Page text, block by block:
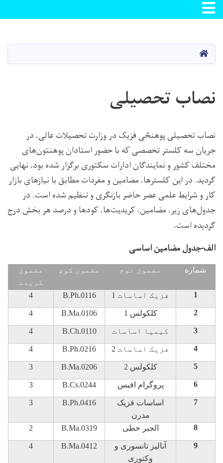
content
Toggle navigation
صفحه اصلی
نصاب تحصیلی
نصاب تحصیلی پوهنځی فزیک در وزارت تحصیلات عالی، در
جریان سه کلستر تخصصی که با حضور استادان پوهنتون‌های
مختلف کشور و نمایندگان ادارات سکتوری برگزار شده بود، نهایی
گردید. در این کلسترها، مضامین و مفردات مطابق با نیازهای بازار
کار و شرایط علمی عصر حاضر بازنگری و تنظیم شده است. در
جدول‌های زیر، مضامین، کریدیت‌ها، کودها و درصد هر بخش درج
گردیده است.
الف-جدول مضامین اساسی
شماره مضمون نوم مضمون کوډ
مضمون
کريدت
1
فزيک اساسات B.Ph.0116
4
2 کلکولس 1 B.Ma.0106
4
3 کيميا اساسات B.Ch.0110
4
4 فزيک اساسات B.Ph.0216
4
5 کلکولس 2 B.Ma.0206
3
6 پروگرام افیس B.Cs.0244
3
7
اساسات فزیک
مدرن
B.Ph.0416
3
8 الجبر خطی B.Ma.0319
2
9
آنالیز تانسوری و
وکتوری
B.Ma.0412
4